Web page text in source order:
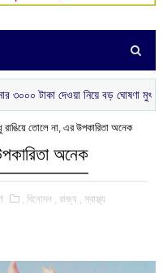
দেওয়া নিয়ে বড় ঘোষণা মুখ্যমন্ত্রীর
রাঙিয়ে তোলে না, এর উপকারিতা অনেক
অনেক
,‌ বিনোদন ,‌ রাজ্য ,‌ স্বাস্থ্য